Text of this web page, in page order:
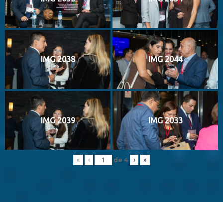
IMG 2038 IMG 2044
IMG 2039 IMG 2033
« ‹ de 4 › »